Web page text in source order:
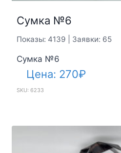
Сумка №6
Показы: 4139 | Заявки: 65
Сумка №6
Цена: 270₽
SKU: 6233